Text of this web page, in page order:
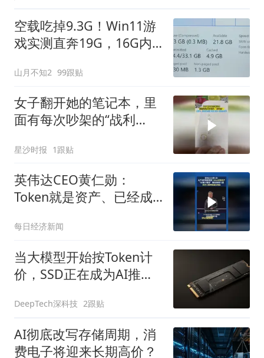
空载吃掉9.3G！Win11游
戏实测直奔19G，16G内
山月不知2 99跟贴
女子翻开她的笔记本，里
面有每次吵架的“战利
最后一页会怎样
星沙时报 1跟贴
英伟达CEO黄仁勋：
Token就是资产、已经成
每日经济新闻
当大模型开始按Token计
价，SSD正在成为AI推理
DeepTech深科技 2跟贴
AI彻底改写存储周期，消
费电子将迎来长期高价？